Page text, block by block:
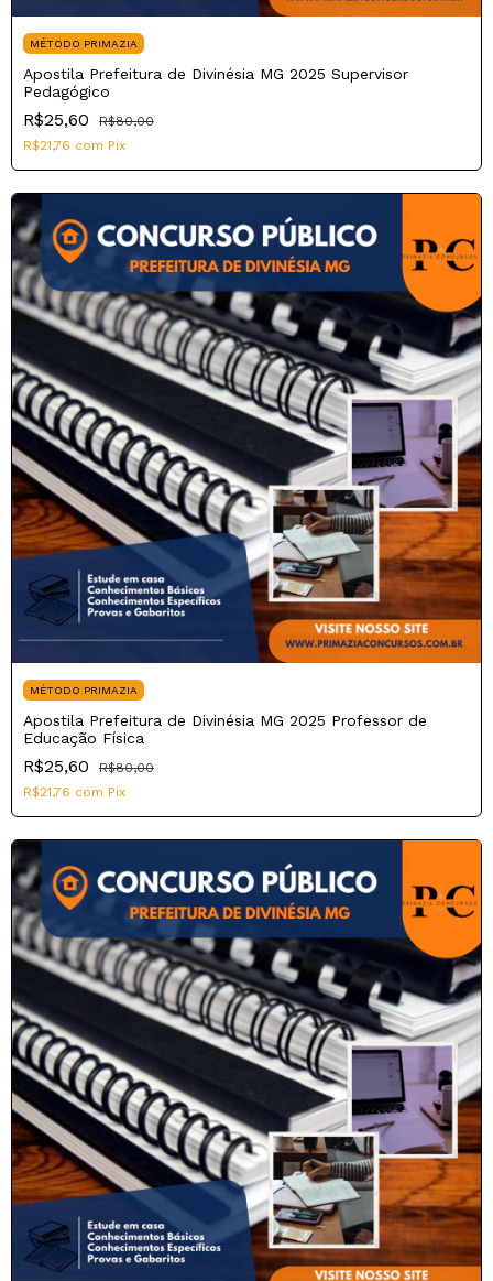
MÉTODO PRIMAZIA
Apostila Prefeitura de Divinésia MG 2025 Supervisor
Pedagógico
R$25,60
R$80,00
R$21,76 com Pix
MÉTODO PRIMAZIA
Apostila Prefeitura de Divinésia MG 2025 Professor de
Educação Física
R$25,60
R$80,00
R$21,76 com Pix